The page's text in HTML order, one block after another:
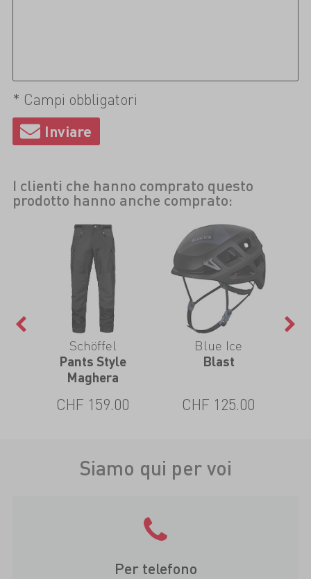
* Campi obbligatori
I clienti che hanno comprato questo
prodotto hanno anche comprato:
Schöffel
Pants Style
Maghera
CHF 159.00
Blue Ice
Blast
CHF 125.00
Siamo qui per voi
Per telefono